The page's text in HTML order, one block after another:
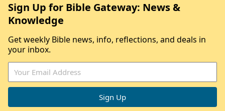
Sign Up for Bible Gateway: News &
Knowledge
Get weekly Bible news, info, reflections, and deals in
your inbox.